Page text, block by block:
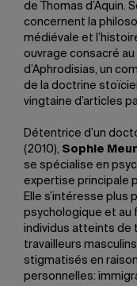
de Thomas d’Aquin.
concernent la
médiévale et
ouvrage consacré
d’Aphrodisias, un
de la doctrine
vingtaine d’articles
Détentrice d’un
(2010), Sophie
se spécialise en
expertise principale
Elle s’intéresse plus
psychologique et au
individus atteints de
travailleurs
stigmatisés en
personnelles: